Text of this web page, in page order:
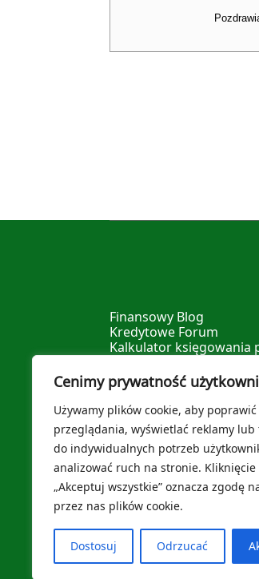
Cenimy prywatność
Używamy plików cookie, aby poprawić
przeglądania, wyświetlać reklamy lub
do indywidualnych potrzeb
analizować ruch na stronie. Kliknięcie
„Akceptuj wszystkie” oznacza zgodę
przez nas plików cookie.
Dostosuj Odrzucać
Finansowy Blog
Kredytowe Forum
Kalkulator księgowania
Kalkulator procentu
Kalkulator zdolności
Kalkulator
Kalkulator nadpłaty
Leksykon Finansowy
Polityka prywatności
O nas
© 2026